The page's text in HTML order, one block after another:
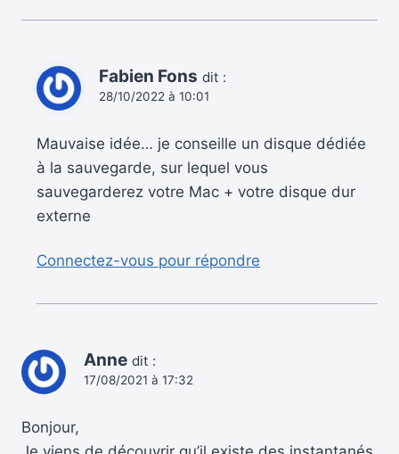
Fabien Fons dit :
28/10/2022 à 10:01
Mauvaise idée… je conseille un disque dédiée
à la sauvegarde, sur lequel vous
sauvegarderez votre Mac + votre disque dur
externe
Connectez-vous pour répondre
Anne dit :
17/08/2021 à 17:32
Bonjour,